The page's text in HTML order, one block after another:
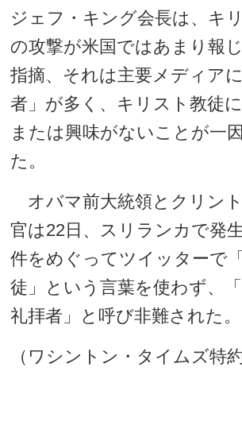
ジェフ・キング会長は、キ
の攻撃が米国ではあまり報
指摘、それは主要メディア
者」が多く、キリスト教徒
または興味がないことが一
た。
オバマ前大統領とクリン
官は22日、スリランカで発
件をめぐってツイッターで
徒」という言葉を使わず、
礼拝者」と呼び非難された。
（ワシントン・タイムズ特約